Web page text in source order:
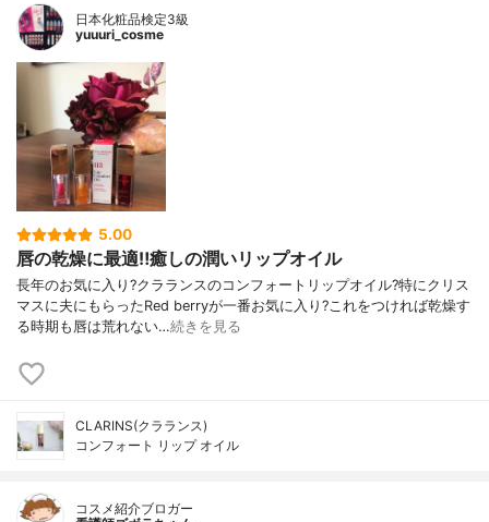
日本化粧品検定3級
yuuuri_cosme
5.00
唇の乾燥に最適‼️癒しの潤いリップオイル
長年のお気に入り?クラランスのコンフォートリップオイル?特にクリス
マスに夫にもらったRed berryが一番お気に入り?これをつければ乾燥す
る時期も唇は荒れない…続きを見る
CLARINS(クラランス)
コンフォート リップ オイル
コスメ紹介ブロガー